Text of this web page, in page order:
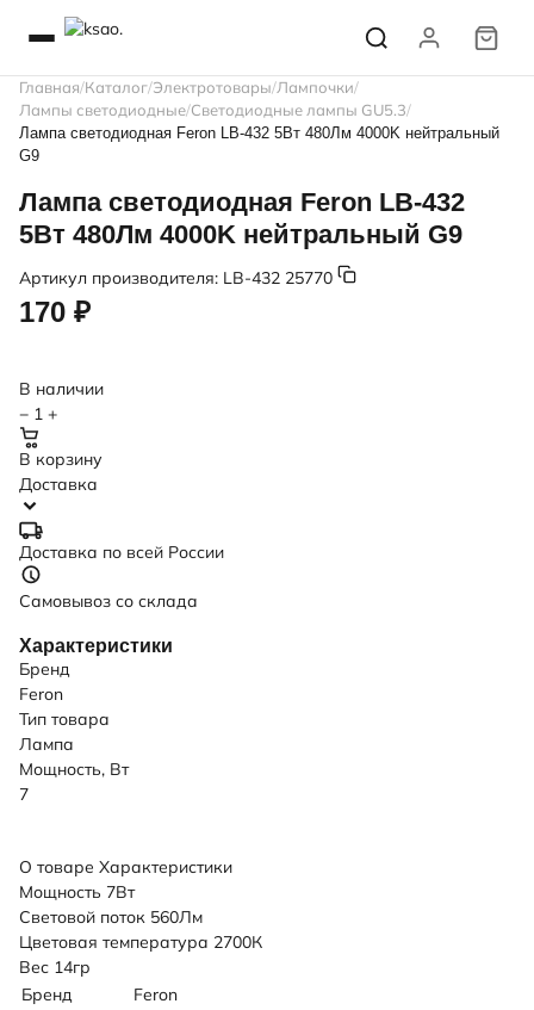
Главная Каталог Электротовары Лампочки
Лампы светодиодные Светодиодные лампы GU5.3
Лампа светодиодная Feron LB-432 5Вт 480Лм 4000K нейтральный
G9
Лампа светодиодная Feron LB-432
5Вт 480Лм 4000K нейтральный G9
Артикул производителя: LB-432 25770
170 ₽
В наличии
− 1 +
В корзину
Доставка
Доставка по всей России
Самовывоз со склада
Характеристики
Бренд
Feron
Тип товара
Лампа
Мощность, Вт
7
О товаре Характеристики
Мощность 7Вт
Световой поток 560Лм
Цветовая температура 2700К
Вес 14гр
Бренд
Feron